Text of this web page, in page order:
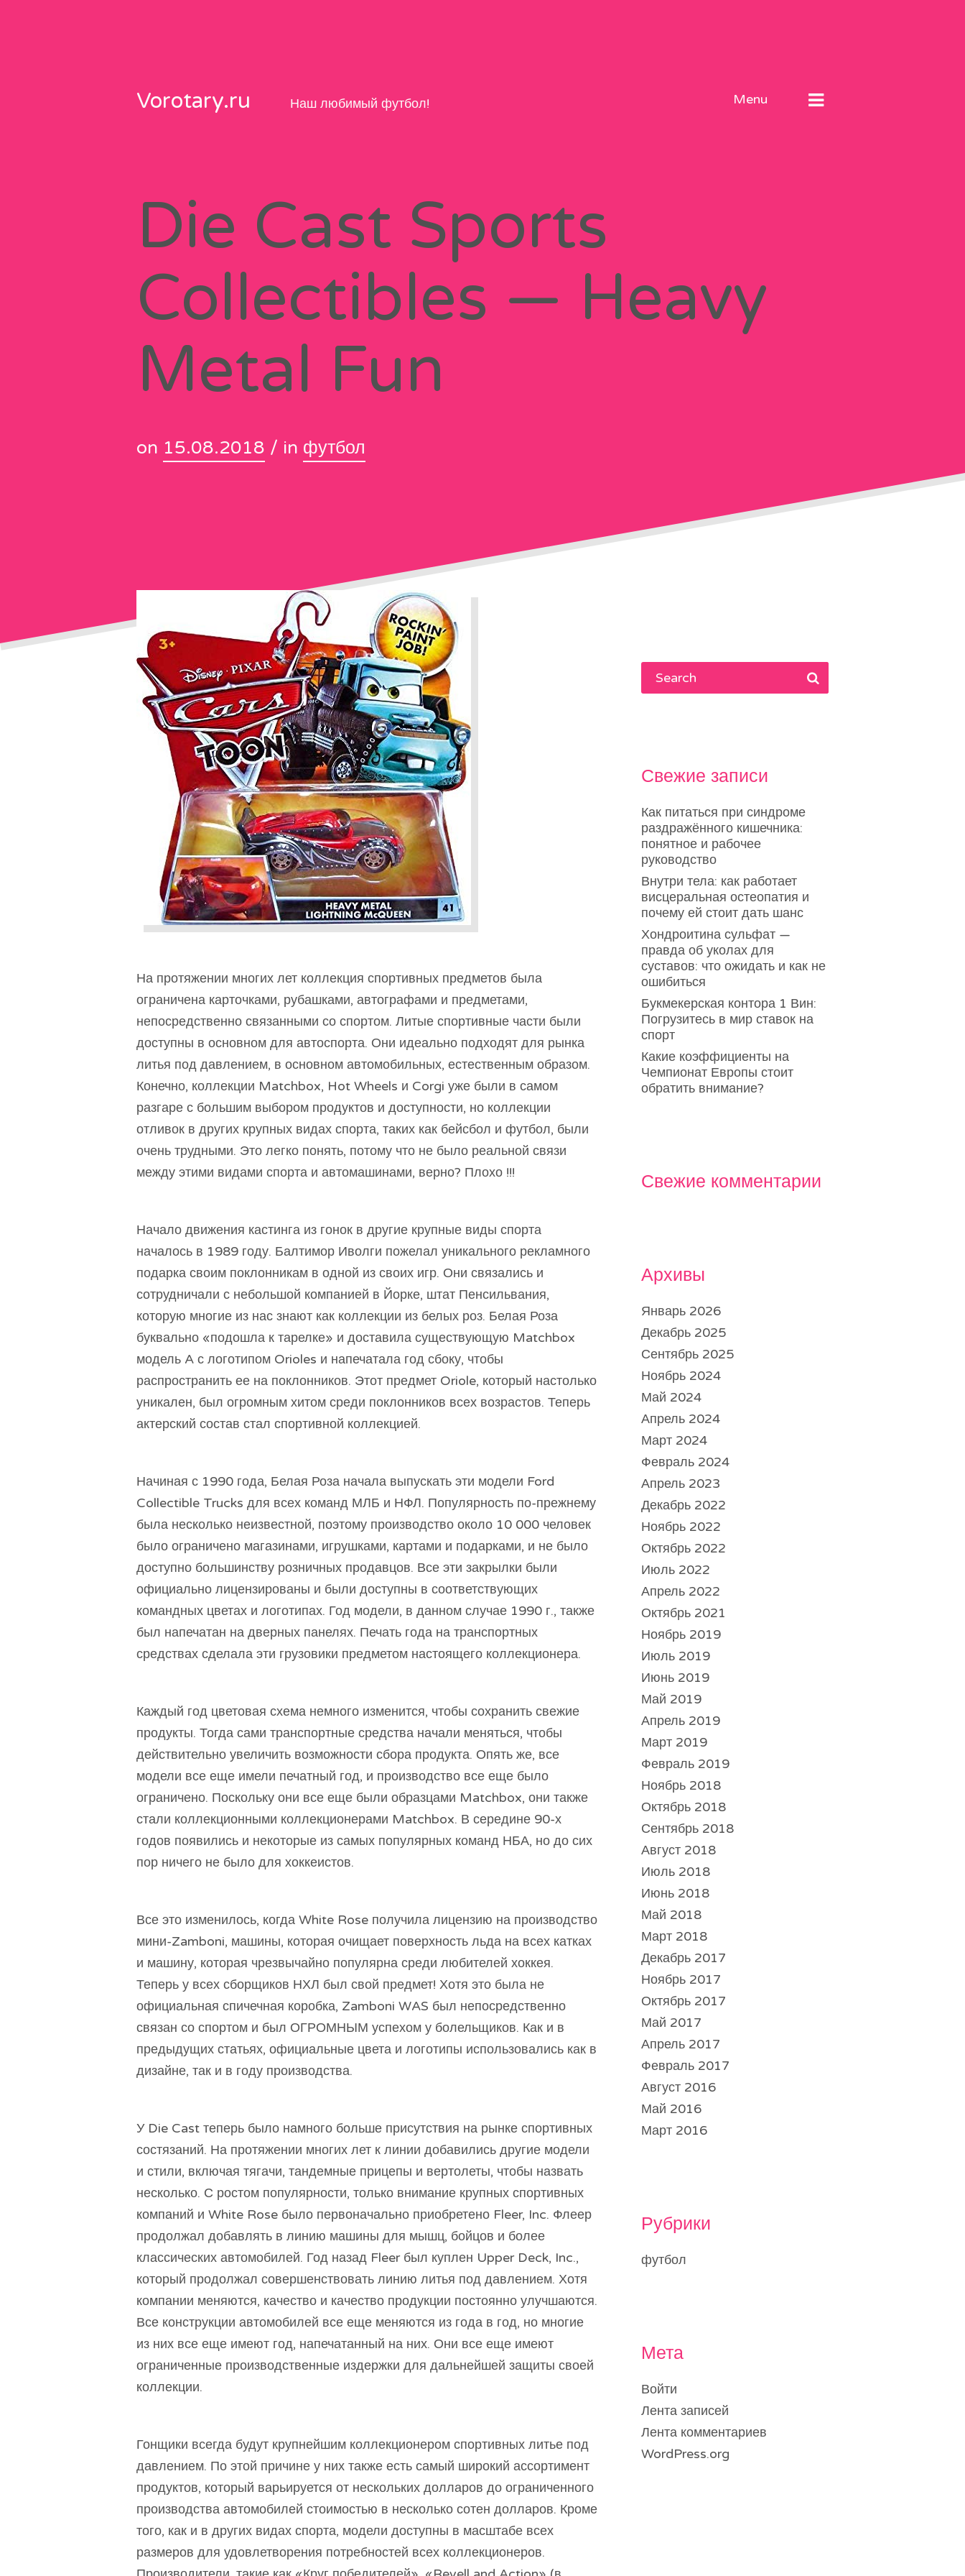
Vorotary.ru Наш любимый футбол! Menu
Die Cast Sports
Collectibles — Heavy
Metal Fun
on 15.08.2018 / in футбол
На протяжении многих лет коллекция спортивных предметов была
ограничена карточками, рубашками, автографами и предметами,
непосредственно связанными со спортом. Литые спортивные части были
доступны в основном для автоспорта. Они идеально подходят для рынка
литья под давлением, в основном автомобильных, естественным образом.
Конечно, коллекции Matchbox, Hot Wheels и Corgi уже были в самом
разгаре с большим выбором продуктов и доступности, но коллекции
отливок в других крупных видах спорта, таких как бейсбол и футбол, были
очень трудными. Это легко понять, потому что не было реальной связи
между этими видами спорта и автомашинами, верно? Плохо !!!
Начало движения кастинга из гонок в другие крупные виды спорта
началось в 1989 году. Балтимор Иволги пожелал уникального рекламного
подарка своим поклонникам в одной из своих игр. Они связались и
сотрудничали с небольшой компанией в Йорке, штат Пенсильвания,
которую многие из нас знают как коллекции из белых роз. Белая Роза
буквально «подошла к тарелке» и доставила существующую Matchbox
модель A с логотипом Orioles и напечатала год сбоку, чтобы
распространить ее на поклонников. Этот предмет Oriole, который настолько
уникален, был огромным хитом среди поклонников всех возрастов. Теперь
актерский состав стал спортивной коллекцией.
Начиная с 1990 года, Белая Роза начала выпускать эти модели Ford
Collectible Trucks для всех команд МЛБ и НФЛ. Популярность по-прежнему
была несколько неизвестной, поэтому производство около 10 000 человек
было ограничено магазинами, игрушками, картами и подарками, и не было
доступно большинству розничных продавцов. Все эти закрылки были
официально лицензированы и были доступны в соответствующих
командных цветах и ​​логотипах. Год модели, в данном случае 1990 г., также
был напечатан на дверных панелях. Печать года на транспортных
средствах сделала эти грузовики предметом настоящего коллекционера.
Каждый год цветовая схема немного изменится, чтобы сохранить свежие
продукты. Тогда сами транспортные средства начали меняться, чтобы
действительно увеличить возможности сбора продукта. Опять же, все
модели все еще имели печатный год, и производство все еще было
ограничено. Поскольку они все еще были образцами Matchbox, они также
стали коллекционными коллекционерами Matchbox. В середине 90-х
годов появились и некоторые из самых популярных команд НБА, но до сих
пор ничего не было для хоккеистов.
Все это изменилось, когда White Rose получила лицензию на производство
мини-Zamboni, машины, которая очищает поверхность льда на всех катках
и машину, которая чрезвычайно популярна среди любителей хоккея.
Теперь у всех сборщиков НХЛ был свой предмет! Хотя это была не
официальная спичечная коробка, Zamboni WAS был непосредственно
связан со спортом и был ОГРОМНЫМ успехом у болельщиков. Как и в
предыдущих статьях, официальные цвета и логотипы использовались как в
дизайне, так и в году производства.
У Die Cast теперь было намного больше присутствия на рынке спортивных
состязаний. На протяжении многих лет к линии добавились другие модели
и стили, включая тягачи, тандемные прицепы и вертолеты, чтобы назвать
несколько. С ростом популярности, только внимание крупных спортивных
компаний и White Rose было первоначально приобретено Fleer, Inc. Флеер
продолжал добавлять в линию машины для мышц, бойцов и более
классических автомобилей. Год назад Fleer был куплен Upper Deck, Inc.,
который продолжал совершенствовать линию литья под давлением. Хотя
компании меняются, качество и качество продукции постоянно улучшаются.
Все конструкции автомобилей все еще меняются из года в год, но многие
из них все еще имеют год, напечатанный на них. Они все еще имеют
ограниченные производственные издержки для дальнейшей защиты своей
коллекции.
Гонщики всегда будут крупнейшим коллекционером спортивных литье под
давлением. По этой причине у них также есть самый широкий ассортимент
продуктов, который варьируется от нескольких долларов до ограниченного
производства автомобилей стоимостью в несколько сотен долларов. Кроме
того, как и в других видах спорта, модели доступны в масштабе всех
размеров для удовлетворения потребностей всех коллекционеров.
Свежие записи
Как питаться при синдроме
раздражённого кишечника:
понятное и рабочее
руководство
Внутри тела: как работает
висцеральная остеопатия и
почему ей стоит дать шанс
Хондроитина сульфат —
правда об уколах для
суставов: что ожидать и как не
ошибиться
Букмекерская контора 1 Вин:
Погрузитесь в мир ставок на
спорт
Какие коэффициенты на
Чемпионат Европы стоит
обратить внимание?
Свежие комментарии
Архивы
Январь 2026
Декабрь 2025
Сентябрь 2025
Ноябрь 2024
Май 2024
Апрель 2024
Март 2024
Февраль 2024
Апрель 2023
Декабрь 2022
Ноябрь 2022
Октябрь 2022
Июль 2022
Апрель 2022
Октябрь 2021
Ноябрь 2019
Июль 2019
Июнь 2019
Май 2019
Апрель 2019
Март 2019
Февраль 2019
Ноябрь 2018
Октябрь 2018
Сентябрь 2018
Август 2018
Июль 2018
Июнь 2018
Май 2018
Март 2018
Декабрь 2017
Ноябрь 2017
Октябрь 2017
Май 2017
Апрель 2017
Февраль 2017
Август 2016
Май 2016
Март 2016
Рубрики
футбол
Мета
Войти
Лента записей
Лента комментариев
WordPress.org